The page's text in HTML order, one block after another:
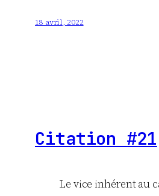
18 avril, 2022
Citation #21
Le vice inhérent au